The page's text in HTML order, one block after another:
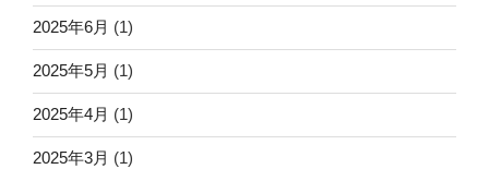
2025年6月 (1)
2025年5月 (1)
2025年4月 (1)
2025年3月 (1)